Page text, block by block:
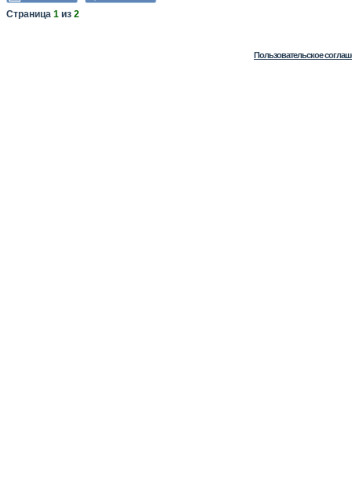
Страница 1 из 2
Пользовательское